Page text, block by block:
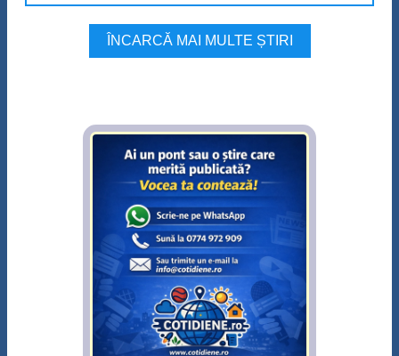
ÎNCARCĂ MAI MULTE ȘTIRI